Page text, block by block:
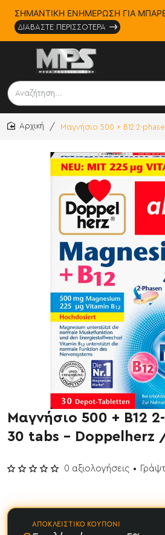
ΣΗΜΑΝΤΙΚΗ ΕΝΗΜΕΡΩΣΗ ΓΙΑ
ΔΙΑΒΑΣΤΕ ΠΕΡΙΣΣΟΤΕΡΑ
Αναζήτηση...
Μαγνήσιο 500 + B12 2-
Μαγνήσιο 500 + B12
30 tabs - Doppelherz
0 αξιολογήσεις •
ΑΠΟΚΛΕΙΣΤΙΚΌ ΚΟΥΠΌΝΙ